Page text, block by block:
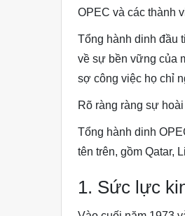
OPEC và các thành
Tổng hành dinh đầu
về sự bền vững của
sợ công việc họ chỉ
Rõ ràng ràng sự
Tổng hành dinh
tên trên, gồm Qatar,
1. Sức lực